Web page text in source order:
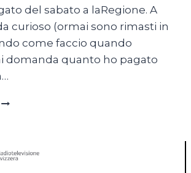
del sabato a laRegione. A
curioso (ormai sono rimasti in
come faccio quando
domanda quanto ho pagato
LA